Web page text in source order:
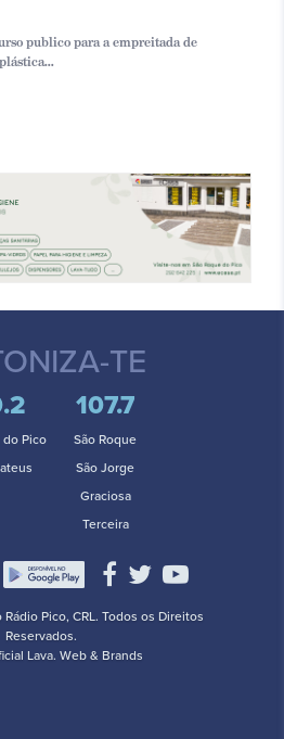
publico para a empreitada de
TE
do Pico
107.7
São Roque
São Jorge
Graciosa
Terceira
Pico, CRL. Todos os Direitos
Reservados.
Lava. Web & Brands